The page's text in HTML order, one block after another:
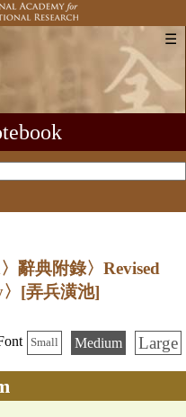
☰
辭典附錄〉Revised
[弄兵潢池]
Small Medium Large